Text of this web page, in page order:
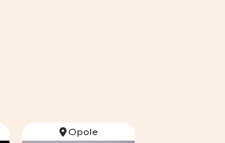
Opole